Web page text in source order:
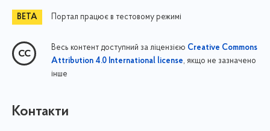
Портал працює в тестовому режимі
Весь контент доступний за ліцензією Creative Commons
Attribution 4.0 International license, якщо не зазначено
інше
Контакти